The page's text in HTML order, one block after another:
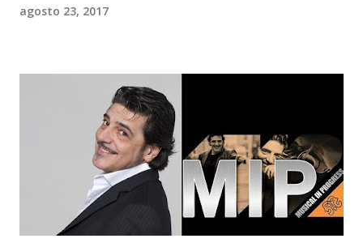
agosto 23, 2017